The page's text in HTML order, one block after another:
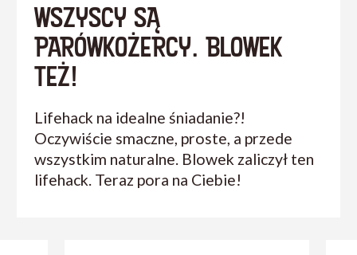
WSZYSCY SĄ
PARÓWKOŻERCY. BLOWEK
TEŻ!
Lifehack na idealne śniadanie?!
Oczywiście smaczne, proste, a przede
wszystkim naturalne. Blowek zaliczył ten
lifehack. Teraz pora na Ciebie!